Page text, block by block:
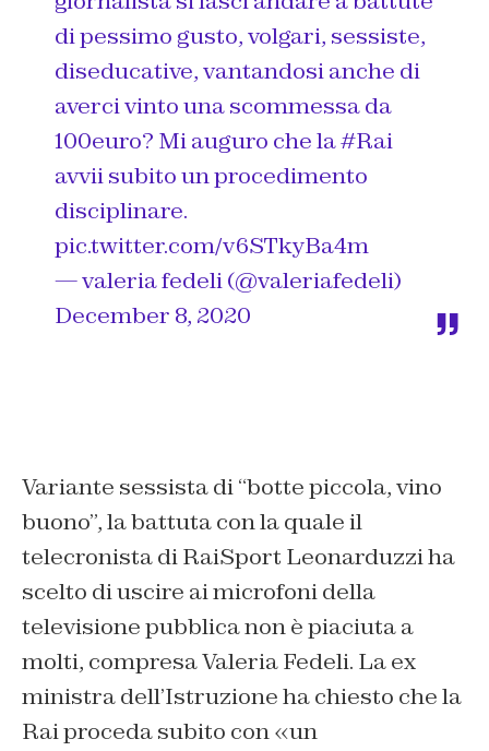
di pessimo gusto, volgari, sessiste,
diseducative, vantandosi anche di
averci vinto una scommessa da
100euro? Mi auguro che la#Rai
avvii subito un procedimento
disciplinare.
pic.twitter.com/v6STkyBa4m
— valeria fedeli (@valeriafedeli)
December 8, 2020
Variante sessista di “botte piccola, vino
buono”, la battuta con la quale il
telecronista di RaiSport Leonarduzzi ha
scelto di uscire ai microfoni della
televisione pubblica non è piaciuta a
molti, compresa Valeria Fedeli. La ex
ministra dell’Istruzione ha chiesto che la
Rai proceda subito con «un